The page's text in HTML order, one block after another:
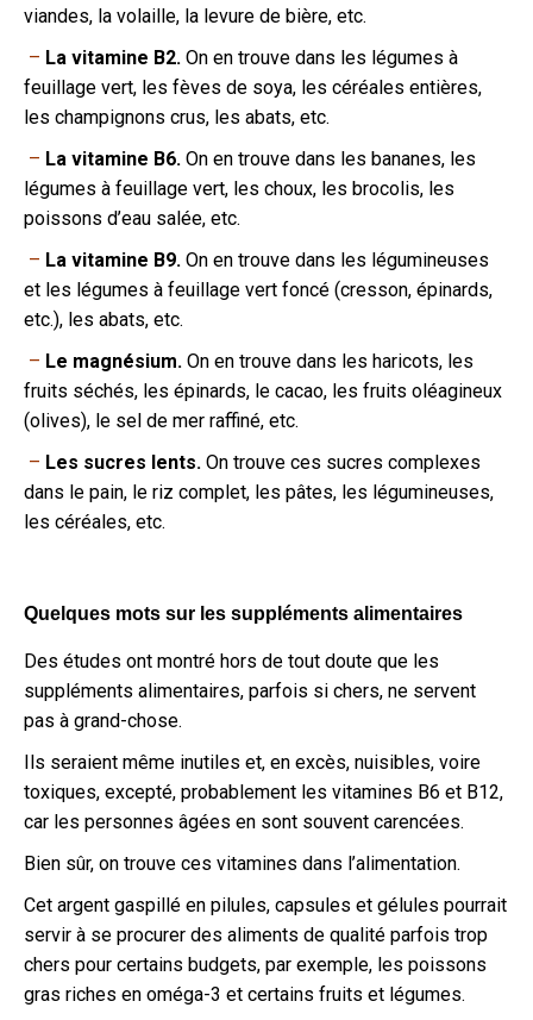
viandes, la volaille, la levure de bière, etc.
– La vitamine B2. On en trouve dans les légumes à
feuillage vert, les fèves de soya, les céréales entières,
les champignons crus, les abats, etc.
– La vitamine B6. On en trouve dans les bananes, les
légumes à feuillage vert, les choux, les brocolis, les
poissons d’eau salée, etc.
– La vitamine B9. On en trouve dans les légumineuses
et les légumes à feuillage vert foncé (cresson, épinards,
etc.), les abats, etc.
– Le magnésium. On en trouve dans les haricots, les
fruits séchés, les épinards, le cacao, les fruits oléagineux
(olives), le sel de mer raffiné, etc.
– Les sucres lents. On trouve ces sucres complexes
dans le pain, le riz complet, les pâtes, les légumineuses,
les céréales, etc.
Quelques mots sur les suppléments alimentaires
Des études ont montré hors de tout doute que les
suppléments alimentaires, parfois si chers, ne servent
pas à grand-chose.
Ils seraient même inutiles et, en excès, nuisibles, voire
toxiques, excepté, probablement les vitamines B6 et B12,
car les personnes âgées en sont souvent carencées.
Bien sûr, on trouve ces vitamines dans l’alimentation.
Cet argent gaspillé en pilules, capsules et gélules pourrait
servir à se procurer des aliments de qualité parfois trop
chers pour certains budgets, par exemple, les poissons
gras riches en oméga-3 et certains fruits et légumes.